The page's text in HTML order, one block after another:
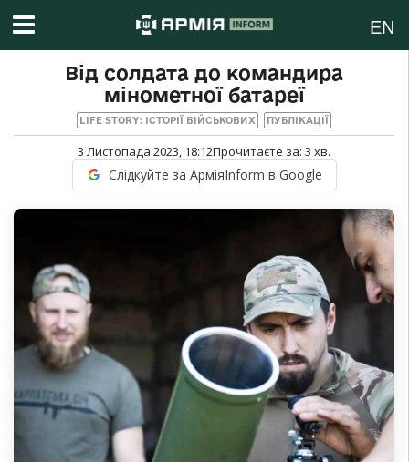
EN
Від солдата до командира
мінометної батареї
LIFE STORY: ІСТОРІЇ ВІЙСЬКОВИХ ПУБЛІКАЦІЇ
3 Листопада 2023, 18:12Прочитаєте за: 3 хв.
Слідкуйте за АрміяInform в Google